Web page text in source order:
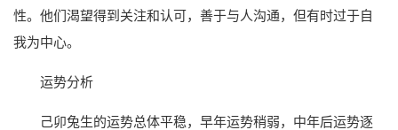
性。他们渴望得到关注和认可，善于与人沟通，但有时过于自
我为中心。
运势分析
己卯兔生的运势总体平稳，早年运势稍弱，中年后运势逐